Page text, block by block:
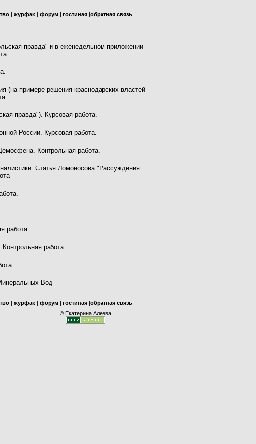
|журфак |форум |гостиная |обратная связь
правда" и в еженедельном приложении
(на примере решения краснодарских властей
правда"). Курсовая работа.
России. Курсовая работа.
Контрольная работа.
Статья Ломоносова "Рассуждения
работа.
Контрольная работа.
Вод
|журфак |форум |гостиная |обратная связь
© Екатерина Алеева